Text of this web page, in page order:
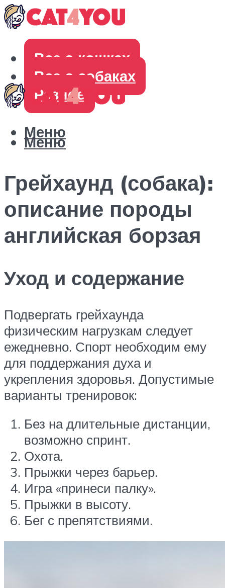
Все о кошках
Все о собаках
Разное
Меню
Меню
Грейхаунд (собака):
описание породы
английская борзая
Уход и содержание
Подвергать грейхаунда
физическим нагрузкам следует
ежедневно. Спорт необходим ему
для поддержания духа и
укрепления здоровья. Допустимые
варианты тренировок:
Без на длительные дистанции,
возможно спринт.
Охота.
Прыжки через барьер.
Игра «принеси палку».
Прыжки в высоту.
Бег с препятствиями.